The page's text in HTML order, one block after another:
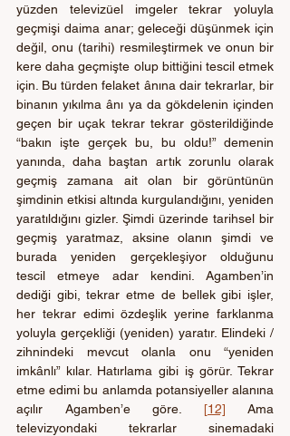
yüzden televizüel imgeler tekrar yoluyla
geçmişi daima anar; geleceği düşünmek için
değil, onu (tarihi) resmileştirmek ve onun bir
kere daha geçmişte olup bittiğini tescil etmek
için. Bu türden felaket ânına dair tekrarlar, bir
binanın yıkılma ânı ya da gökdelenin içinden
geçen bir uçak tekrar tekrar gösterildiğinde
“bakın işte gerçek bu, bu oldu!” demenin
yanında, daha baştan artık zorunlu olarak
geçmiş zamana ait olan bir görüntünün
şimdinin etkisi altında kurgulandığını, yeniden
yaratıldığını gizler. Şimdi üzerinde tarihsel bir
geçmiş yaratmaz, aksine olanın şimdi ve
burada yeniden gerçekleşiyor olduğunu
tescil etmeye adar kendini. Agamben’in
dediği gibi, tekrar etme de bellek gibi işler,
her tekrar edimi özdeşlik yerine farklanma
yoluyla gerçekliği (yeniden) yaratır. Elindeki /
zihnindeki mevcut olanla onu “yeniden
imkânlı” kılar. Hatırlama gibi iş görür. Tekrar
etme edimi bu anlamda potansiyeller alanına
açılır Agamben’e göre. [12] Ama
televizyondaki tekrarlar sinemadaki